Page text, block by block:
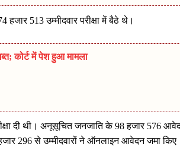
513 उम्मीदवार परीक्षा में बैठे थे।
कोर्ट में पेश हुआ मामला
दी थी। अनूसूचित जनजाति के 98 हजार 576
296 से उम्मीदवारों ने ऑनलाइन आवेदन जमा किए